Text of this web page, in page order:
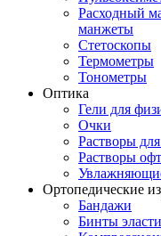
Расходный
манжеты
Стетоскопы
Термометры
Тонометры
Оптика
Гели для
Очки
Растворы
Растворы
Ортопедические
Бандажи
Бинты